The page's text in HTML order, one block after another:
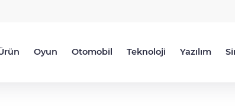
Oyun Otomobil Teknoloji Yazılım